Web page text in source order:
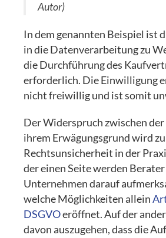
Autor)
In dem genannten Beispiel ist
in die Datenverarbeitung zu
die Durchführung des
erforderlich. Die Einwilligung
nicht freiwillig und ist somit
Der Widerspruch zwischen
ihrem Erwägungsgrund wird
Rechtsunsicherheit in der
der einen Seite werden
Unternehmen darauf
welche Möglichkeiten allein
DSGVOeröffnet. Auf der
davon auszugehen, dass die